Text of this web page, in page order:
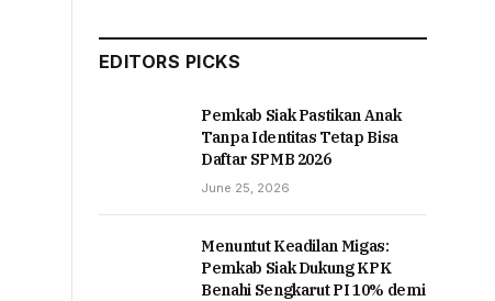
EDITORS PICKS
Pemkab Siak Pastikan Anak
Tanpa Identitas Tetap Bisa
Daftar SPMB 2026
June 25, 2026
Menuntut Keadilan Migas:
Pemkab Siak Dukung KPK
Benahi Sengkarut PI 10% demi